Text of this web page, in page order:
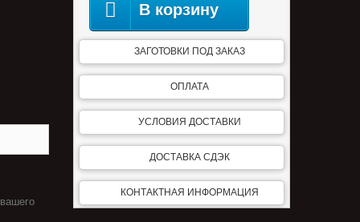
В корзину
ЗАГОТОВКИ ПОД ЗАКАЗ
ОПЛАТА
УСЛОВИЯ ДОСТАВКИ
ДОСТАВКА СДЭК
КОНТАКТНАЯ ИНФОРМАЦИЯ